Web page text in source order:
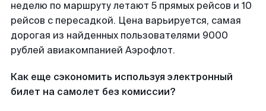
неделю по маршруту летают 5 прямых рейсов и 10
рейсов с пересадкой. Цена варьируется, самая
дорогая из найденных пользователями 9000
рублей авиакомпанией Аэрофлот.
Как еще сэкономить используя электронный
билет на самолет без комиссии?